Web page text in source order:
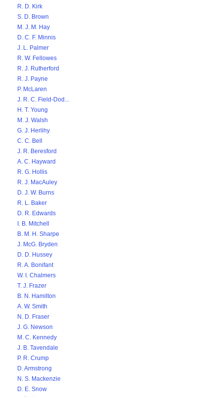
R. D. Kirk
S. D. Brown
M. J. M. Hay
D. C. F. Minnis
J. L. Palmer
R. W. Fellowes
R. J. Rutherford
R. J. Payne
P. McLaren
J. R. C. Field-Dod...
H. T. Young
M. J. Walsh
G. J. Herlihy
C. C. Bell
J. R. Beresford
A. C. Hayward
R. G. Hollis
R. J. MacAuley
D. J. W. Burns
R. L. Baker
D. R. Edwards
I. B. Mitchell
B. M. H. Sharpe
J. McG. Bryden
D. D. Hussey
R. A. Bonifant
W. I. Chalmers
T. J. Frazer
B. N. Hamilton
A. W. Smith
N. D. Fraser
J. G. Newson
M. C. Kennedy
J. B. Tavendale
P. R. Crump
D. Armstrong
N. S. Mackenzie
D. E. Snow